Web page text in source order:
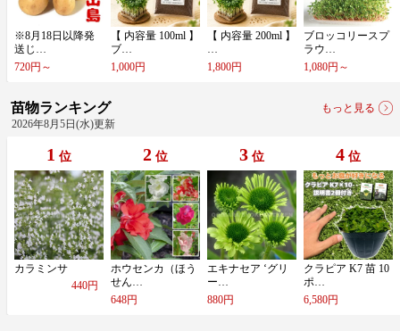
※​8​月​1​8​日​以​降​発​
送​じ​…
720円～
【​ ​内​容​量​ ​1​0​0​m​l​ ​】​
ブ​…
1,000円
【​ ​内​容​量​ ​2​0​0​m​l​ ​】​
1,800円
ブ​ロ​ッ​コ​リ​ー​ス​プ​
ラ​ウ​…
1,080円～
苗物ランキング
もっと見る
2026年8月5日(水)更新
1 位
カ​ラ​ミ​ン​サ
440円
2 位
ホ​ウ​セ​ン​カ​（​ほ​う​
せ​ん​…
648円
3 位
エ​キ​ナ​セ​ア​ ​‘​グ​リ​
ー​…
880円
4 位
ク​ラ​ピ​ア​ ​K​7​ ​苗​ ​1​0​
ポ​…
6,580円